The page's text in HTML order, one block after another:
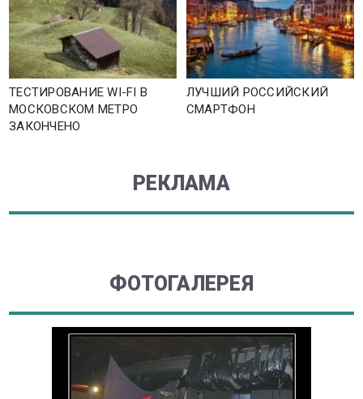
ТЕСТИРОВАНИЕ WI-FI В
МОСКОВСКОМ МЕТРО
ЗАКОНЧЕНО
ЛУЧШИЙ РОССИЙСКИЙ
СМАРТФОН
РЕКЛАМА
ФОТОГАЛЕРЕЯ